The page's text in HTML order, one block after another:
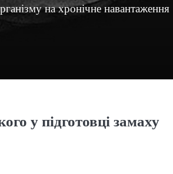
на хронічне навантаження
у підготовці замаху